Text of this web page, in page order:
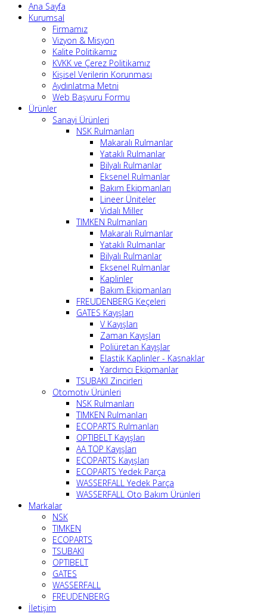
Ana Sayfa
Kurumsal
Firmamız
Vizyon & Misyon
Kalite Politikamız
KVKK ve Çerez Politikamız
Kişisel Verilerin Korunması
Aydınlatma Metni
Web Başvuru Formu
Ürünler
Sanayi Ürünleri
NSK Rulmanları
Makaralı Rulmanlar
Yataklı Rulmanlar
Bilyalı Rulmanlar
Eksenel Rulmanlar
Bakım Ekipmanları
Lineer Üniteler
Vidalı Miller
TIMKEN Rulmanları
Makaralı Rulmanlar
Yataklı Rulmanlar
Bilyalı Rulmanlar
Eksenel Rulmanlar
Kaplinler
Bakım Ekipmanları
FREUDENBERG Keçeleri
GATES Kayışları
V Kayışları
Zaman Kayışları
Poliüretan Kayışlar
Elastik Kaplinler - Kasnaklar
Yardımcı Ekipmanlar
TSUBAKI Zincirleri
Otomotiv Ürünleri
NSK Rulmanları
TIMKEN Rulmanları
ECOPARTS Rulmanları
OPTIBELT Kayışları
AA TOP Kayışları
ECOPARTS Kayışları
ECOPARTS Yedek Parça
WASSERFALL Yedek Parça
WASSERFALL Oto Bakım Ürünleri
Markalar
NSK
TIMKEN
ECOPARTS
TSUBAKI
OPTIBELT
GATES
WASSERFALL
FREUDENBERG
İletişim